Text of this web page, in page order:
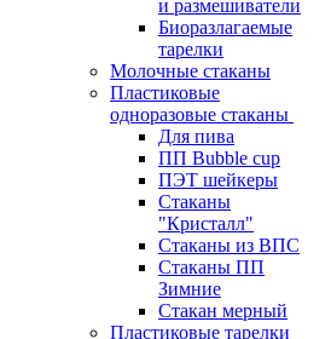
и размешиватели
Биоразлагаемые
тарелки
Молочные стаканы
Пластиковые
одноразовые стаканы
Для пива
ПП Bubble cup
ПЭТ шейкеры
Стаканы
"Кристалл"
Стаканы из ВПС
Стаканы ПП
Зимние
Стакан мерный
Пластиковые тарелки